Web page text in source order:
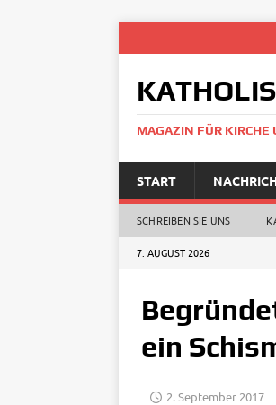
MAGAZIN FÜR KIRCHE
START
SCHREIBEN SIE UNS
7. AUGUST 2026
ein
2. September 2017